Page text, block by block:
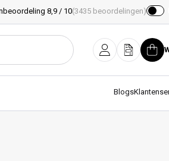
8,9 / 10(3435 beoordelingen)
InloggenOfferte
Blogs